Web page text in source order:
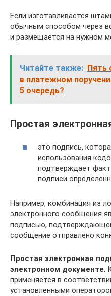
Если изготавливается
обычным способом через
и размещается на нужном
Читайте также: Пять
в платежном
5 очередь?
Простая
это подпись,
использования
подтверждает
подписи
Например, комбинация из
электронного сообщения
подписью,
сообщение отправлено
Простая электронная
электронном документе.
применяется в
установленными